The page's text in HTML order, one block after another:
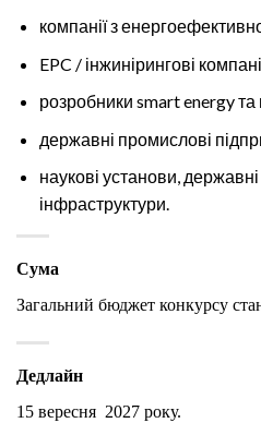
компанії з
EPC / інжинірингові
розробники smart energy
державні промислові
наукові установи,
інфраструктури.
Сума
Загальний бюджет конкурсу
Дедлайн
15 вересня 2027 року.